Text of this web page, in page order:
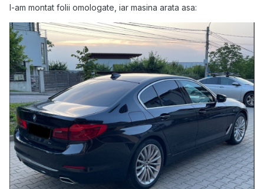
I-am montat folii omologate, iar masina arata asa: